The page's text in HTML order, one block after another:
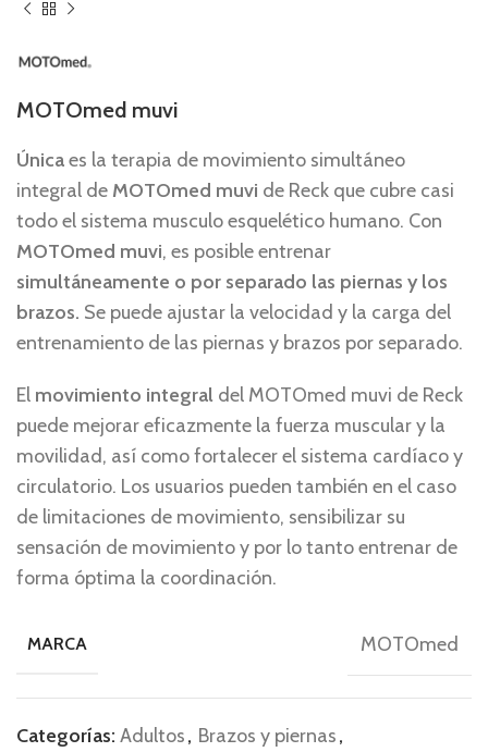
MOTOmed muvi
Únicaes la terapia de movimiento simultáneo
integral de MOTOmed muvi de Reck que cubre casi
todo el sistema musculo esquelético humano. Con
MOTOmed muvi, es posible entrenar
simultáneamente o por separado las piernas y los
brazos. Se puede ajustar la velocidad y la carga del
entrenamiento de las piernas y brazos por separado.
El movimiento integral del MOTOmed muvi de Reck
puede mejorar eficazmente la fuerza muscular y la
movilidad, así como fortalecer el sistema cardíaco y
circulatorio. Los usuarios pueden también en el caso
de limitaciones de movimiento, sensibilizar su
sensación de movimiento y por lo tanto entrenar de
forma óptima la coordinación.
MARCA MOTOmed
Categorías: Adultos, Brazos y piernas,